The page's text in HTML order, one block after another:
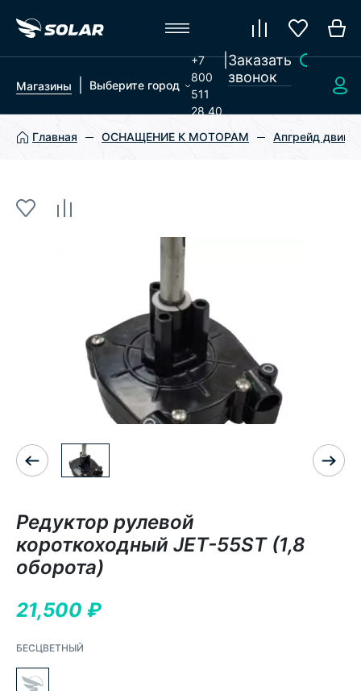
Магазины Выберите город
+7
800
511
28 40
|Заказать
звонок
Главная ОСНАЩЕНИЕ К МОТОРАМ Апгрейд
Редуктор рулевой
короткоходный JET-55ST (1,8
оборота)
21,500 ₽
БЕСЦВЕТНЫЙ